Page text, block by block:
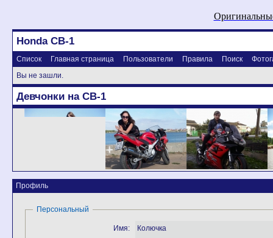
Honda CB-1
Список Главная страница Пользователи Правила Поиск
Вы не зашли.
Девчонки на CB-1
Профиль
Персональный
Имя:
Колючка